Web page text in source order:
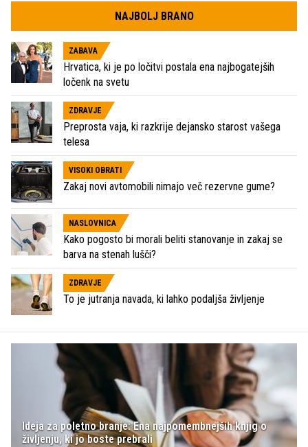
NAJBOLJ BRANO
ZABAVA
Hrvatica, ki je po ločitvi postala ena najbogatejših
ločenk na svetu
ZDRAVJE
Preprosta vaja, ki razkrije dejansko starost vašega
telesa
VISOKI OBRATI
Zakaj novi avtomobili nimajo več rezervne gume?
NASLOVNICA
Kako pogosto bi morali beliti stanovanje in zakaj se
barva na stenah lušči?
ZDRAVJE
To je jutranja navada, ki lahko podaljša življenje
Ideja za poletno branje: Ena najpomembnejših knjig o
življenju, ki jo boste prebrali